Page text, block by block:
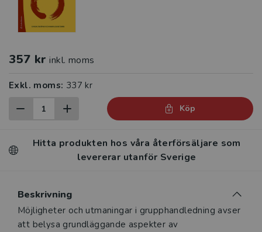
357 kr inkl. moms
Exkl. moms: 337 kr
Köp
Hitta produkten hos våra återförsäljare som
levererar utanför Sverige
Beskrivning
Beskrivning
Möjligheter och utmaningar i grupphandledning avser
att belysa grundläggande aspekter av